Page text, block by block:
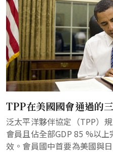
TPP在美國國會通過的
泛太平洋夥伴協定（TPP）
會員且佔全部GDP 85 %以
效。會員國中首要為美國與